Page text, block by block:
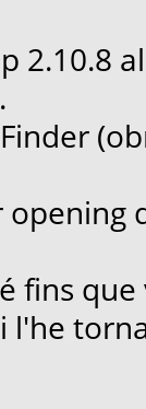
2.10.8
fins
l'he